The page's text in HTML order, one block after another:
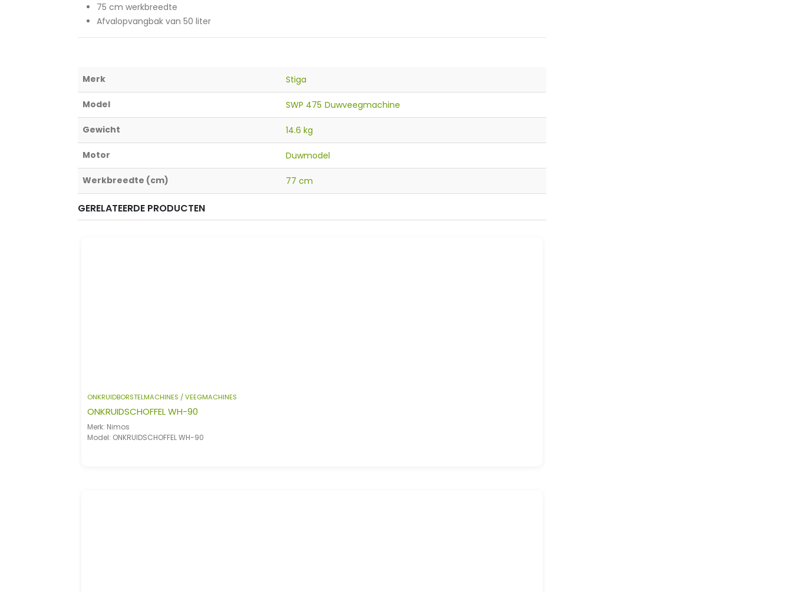
75 cm werkbreedte
Afvalopvangbak van 50 liter
Merk Stiga
Model SWP 475 Duwveegmachine
Gewicht 14.6 kg
Motor Duwmodel
Werkbreedte (cm) 77 cm
GERELATEERDE PRODUCTEN
ONKRUIDBORSTELMACHINES / VEEGMACHINES
ONKRUIDSCHOFFEL WH-90
Merk: Nimos
Model: ONKRUIDSCHOFFEL WH-90